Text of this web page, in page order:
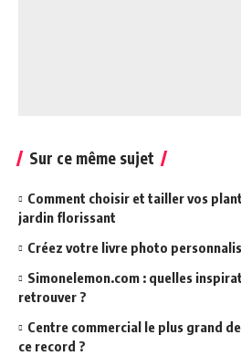
Sur ce même sujet
Comment choisir et tailler vos
jardin florissant
Créez votre livre photo
Simonelemon.com : quelles
retrouver ?
Centre commercial le plus grand
ce record ?